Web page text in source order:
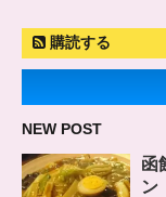
購読する
NEW POST
函